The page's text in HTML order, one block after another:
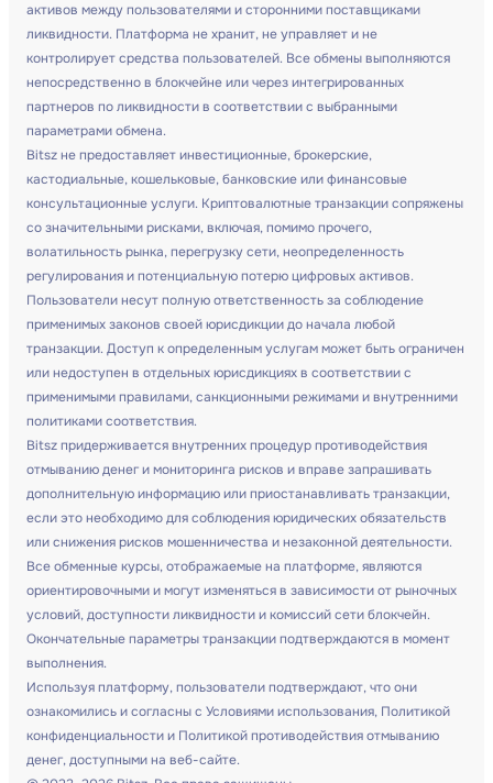
активов между пользователями и сторонними поставщиками
ликвидности. Платформа не хранит, не управляет и не
контролирует средства пользователей. Все обмены выполняются
непосредственно в блокчейне или через интегрированных
партнеров по ликвидности в соответствии с выбранными
параметрами обмена.
Bitsz не предоставляет инвестиционные, брокерские,
кастодиальные, кошельковые, банковские или финансовые
консультационные услуги. Криптовалютные транзакции сопряжены
со значительными рисками, включая, помимо прочего,
волатильность рынка, перегрузку сети, неопределенность
регулирования и потенциальную потерю цифровых активов.
Пользователи несут полную ответственность за соблюдение
применимых законов своей юрисдикции до начала любой
транзакции. Доступ к определенным услугам может быть ограничен
или недоступен в отдельных юрисдикциях в соответствии с
применимыми правилами, санкционными режимами и внутренними
политиками соответствия.
Bitsz придерживается внутренних процедур противодействия
отмыванию денег и мониторинга рисков и вправе запрашивать
дополнительную информацию или приостанавливать транзакции,
если это необходимо для соблюдения юридических обязательств
или снижения рисков мошенничества и незаконной деятельности.
Все обменные курсы, отображаемые на платформе, являются
ориентировочными и могут изменяться в зависимости от рыночных
условий, доступности ликвидности и комиссий сети блокчейн.
Окончательные параметры транзакции подтверждаются в момент
выполнения.
Используя платформу, пользователи подтверждают, что они
ознакомились и согласны с Условиями использования, Политикой
конфиденциальности и Политикой противодействия отмыванию
денег, доступными на веб-сайте.